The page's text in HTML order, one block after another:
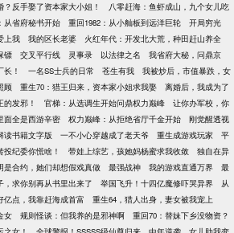
？反手娶了资本家大小姐！
八零赶海：鱼虾成山，九个女儿吃
从省府秘书开始 重回1982：从小舢板到远洋巨轮
开局穷光
上我 我的区长老婆
火红年代：开发北大荒，种田赶山养全
镖 交叉平行线 灵事录 以法律之名
我省府大秘，问鼎京
！ 一名SS士兵的日常 苍生有我
我被炒后，市值暴跌，女
顾 重生70：猎王归来，资本家小姐求我娶
离婚后，我成为了
发邪！ 官梯：从选调生开始问鼎权力巅峰
让你办军校，你
面全是西游辛密 权力巅峰：从拒绝省厅千金开始
刚觉醒透视
读书籍文字版 一不小心穿越成了老天爷 重生成游戏玩家
平
纪委你慌啥！ 带娃上综艺，孩她妈杨蜜求我收敛
独自在异
是合约，她们却想假戏真做 最强战神 我的游戏直通万界
最
，求你别再从书里出来了 举国飞升！十四亿魔修吓哭异界
从
亿点，我靠赶海成首富
重生64，猎人出身，妻女被我宠上
女 规则怪谈：但我养的是邪神啊
重回70：替妹下乡没物资？